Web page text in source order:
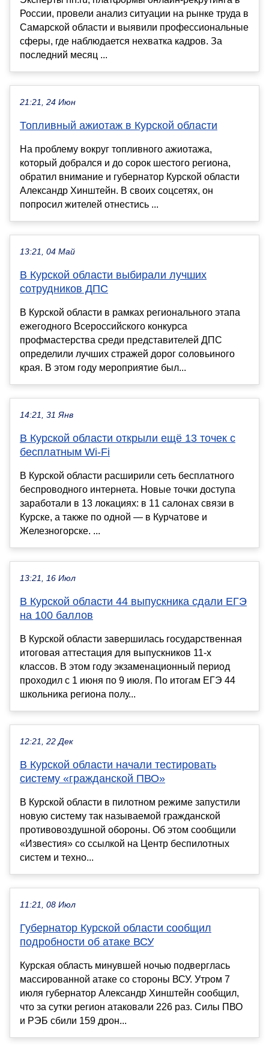
России, провели анализ ситуации на рынке труда в
Самарской области и выявили профессиональные
сферы, где наблюдается нехватка кадров. За
последний месяц ...
21:21, 24 Июн
Топливный ажиотаж в Курской области
На проблему вокруг топливного ажиотажа,
который добрался и до сорок шестого региона,
обратил внимание и губернатор Курской области
Александр Хинштейн. В своих соцсетях, он
попросил жителей отнестись ...
13:21, 04 Май
В Курской области выбирали лучших
сотрудников ДПС
В Курской области в рамках регионального этапа
ежегодного Всероссийского конкурса
профмастерства среди представителей ДПС
определили лучших стражей дорог соловьиного
края. В этом году мероприятие был...
14:21, 31 Янв
В Курской области открыли ещё 13 точек с
бесплатным Wi-Fi
В Курской области расширили сеть бесплатного
беспроводного интернета. Новые точки доступа
заработали в 13 локациях: в 11 салонах связи в
Курске, а также по одной — в Курчатове и
Железногорске. ...
13:21, 16 Июл
В Курской области 44 выпускника сдали ЕГЭ
на 100 баллов
В Курской области завершилась государственная
итоговая аттестация для выпускников 11-х
классов. В этом году экзаменационный период
проходил с 1 июня по 9 июля. По итогам ЕГЭ 44
школьника региона полу...
12:21, 22 Дек
В Курской области начали тестировать
систему «гражданской ПВО»
В Курской области в пилотном режиме запустили
новую систему так называемой гражданской
противовоздушной обороны. Об этом сообщили
«Известия» со ссылкой на Центр беспилотных
систем и техно...
11:21, 08 Июл
Губернатор Курской области сообщил
подробности об атаке ВСУ
Курская область минувшей ночью подверглась
массированной атаке со стороны ВСУ. Утром 7
июля губернатор Александр Хинштейн сообщил,
что за сутки регион атаковали 226 раз. Силы ПВО
и РЭБ сбили 159 дрон...